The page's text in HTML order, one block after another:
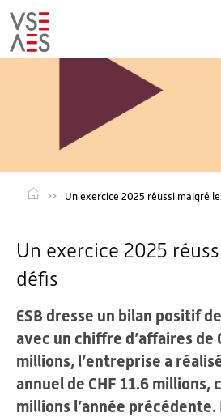
Un exercice 2025 réussi malgré
Un exercice 2025
défis
ESB dresse un bilan positif
avec un chiffre d’affaires de
millions, l’entreprise a
annuel de CHF 11.6 millions,
millions l’année précédente.